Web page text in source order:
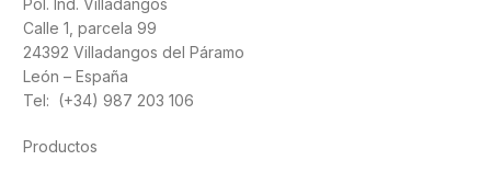
Pol. Ind. Villadangos
Calle 1, parcela 99
24392 Villadangos del Páramo
León – España
Tel: (+34) 987 203 106
Productos